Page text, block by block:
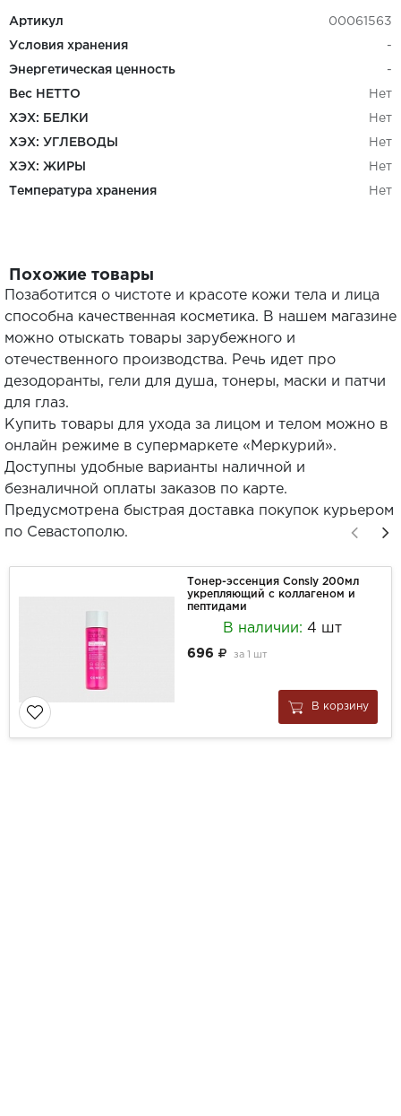
Артикул 00061563
Условия хранения -
Энергетическая ценность -
Вес НЕТТО Нет
ХЭХ: БЕЛКИ Нет
ХЭХ: УГЛЕВОДЫ Нет
ХЭХ: ЖИРЫ Нет
Температура хранения Нет
Похожие товары
Позаботится о чистоте и красоте кожи тела и лица
способна качественная косметика. В нашем магазине
можно отыскать товары зарубежного и
отечественного производства. Речь идет про
дезодоранты, гели для душа, тонеры, маски и патчи
для глаз.
Купить товары для ухода за лицом и телом можно в
онлайн режиме в супермаркете «Меркурий».
Доступны удобные варианты наличной и
безналичной оплаты заказов по карте.
Предусмотрена быстрая доставка покупок курьером
по Севастополю.
Тонер-эссенция Consly 200мл
укрепляющий с коллагеном и
пептидами
В наличии: 4 шт
696 за 1 шт
В корзину